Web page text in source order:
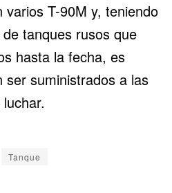
T-90M y, teniendo
tanques rusos que
hasta la fecha, es
ser suministrados a las
Tanque